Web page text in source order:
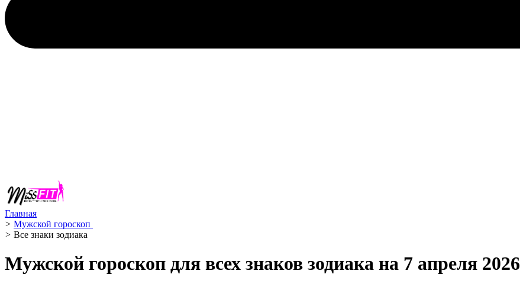
Главная
> Мужской гороскоп ️
> Все знаки зодиака
Мужской гороскоп для всех знаков зодиака на 7 апреля 2026